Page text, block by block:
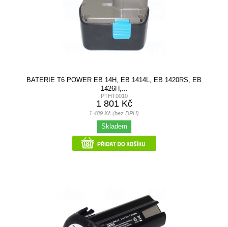
BATERIE T6 POWER EB 14H, EB 1414L, EB 1420RS, EB
1426H,...
PTHT0010
1 801 Kč
1 489 Kč (bez DPH)
Skladem